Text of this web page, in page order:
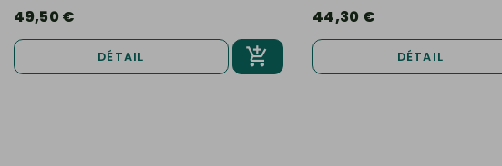
49,50 €
DÉTAIL
44,30 €
DÉTAIL